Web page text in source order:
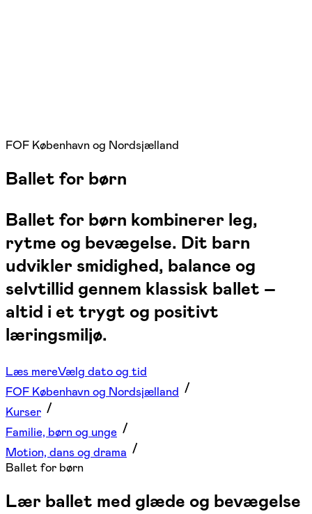
FOF København og Nordsjælland
Ballet for børn
Ballet for børn kombinerer leg,
rytme og bevægelse. Dit barn
udvikler smidighed, balance og
selvtillid gennem klassisk ballet –
altid i et trygt og positivt
læringsmiljø.
Læs mereVælg dato og tid
FOF København og Nordsjælland
Kurser
Familie, børn og unge
Motion, dans og drama
Ballet for børn
Lær ballet med glæde og bevægelse